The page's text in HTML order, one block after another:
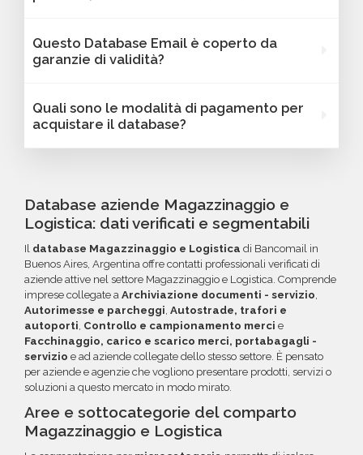
trovare dati come fatturato, numero di
dipendenti, link ai profili social e altre
e personalizzare le tue campagne B2B.
Magazzinaggio e Logistica - Buenos Aires
possono essere filtrati in base a parametri
provincia, regione, CAP), numero di
dipendenti, fatturato, forma giuridica o altri
criteri specifici. Se online non trovi la
il target perfetto per la tua campagna.
Questo Database Email è coperto da
garanzie di validità?
database email Magazzinaggio e Logistica -
Buenos Aires. Se riscontri indirizzi email non
validi entro 60 giorni dall'acquisto, potrai
tutti gli errori come email inesistenti o DNS
errati.
Quali sono le modalità di pagamento per
acquistare il database?
i circuiti protetti Banca Sella e PayPal. Inoltre,
per acquisti voluminosi, è possibile acquistare
maggiori informazioni su come sfruttare
questa opzione.
Database aziende Magazzinaggio e
Logistica: dati verificati e segmentabili
Il database Magazzinaggio e Logistica di Bancomail in
Buenos Aires, Argentina offre contatti professionali verificati di
aziende attive nel settore Magazzinaggio e Logistica. Comprende
imprese collegate a Archiviazione documenti - servizio,
Autorimesse e parcheggi, Autostrade, trafori e
autoporti, Controllo e campionamento merci e
Facchinaggio, carico e scarico merci, portabagagli -
servizio e ad aziende collegate dello stesso settore. È pensato
per aziende e agenzie che vogliono presentare prodotti, servizi o
soluzioni a questo mercato in modo mirato.
Aree e sottocategorie del comparto
Magazzinaggio e Logistica